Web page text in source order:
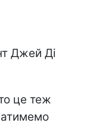
Джей Ді
це теж